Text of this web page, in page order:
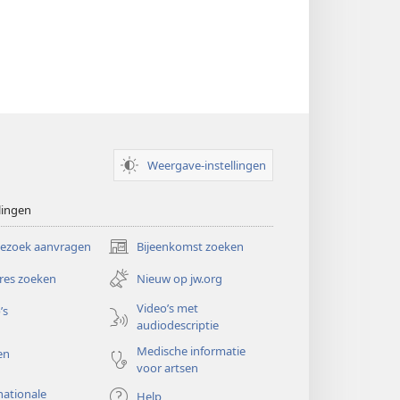
Weergave-instellingen
aanvragen Bijeenkomst zoeken
(opent
nieuw
venster)
zoeken
Nieuw op jw.org
Video’s met
audiodescriptie
Medische informatie
voor artsen
Help